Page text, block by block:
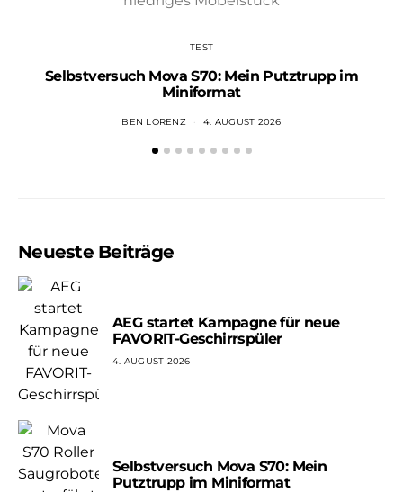
TEST
Selbstversuch Mova S70: Mein Putztrupp im
Miniformat
BEN LORENZ 4. AUGUST 2026
Neueste Beiträge
AEG startet Kampagne für neue
FAVORIT-Geschirrspüler
4. AUGUST 2026
Selbstversuch Mova S70: Mein
Putztrupp im Miniformat